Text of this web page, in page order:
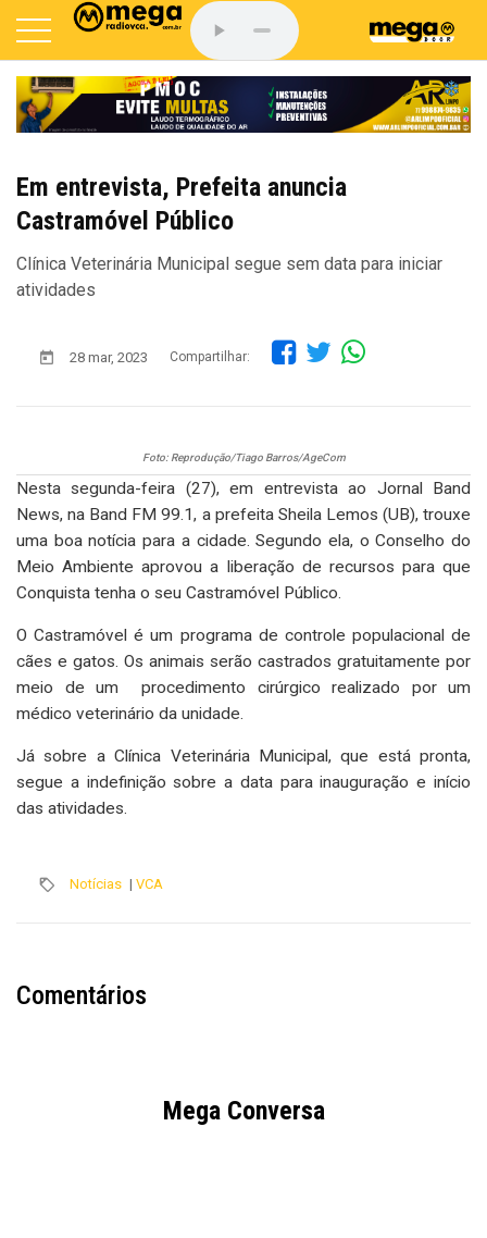
Em entrevista, Prefeita anuncia
Castramóvel Público
Clínica Veterinária Municipal segue sem data para iniciar
atividades
28 mar, 2023 Compartilhar:
Foto: Reprodução/Tiago Barros/AgeCom
Nesta segunda-feira (27), em entrevista ao Jornal Band
News, na Band FM 99.1, a prefeita Sheila Lemos (UB), trouxe
uma boa notícia para a cidade. Segundo ela, o Conselho do
Meio Ambiente aprovou a liberação de recursos para que
Conquista tenha o seu Castramóvel Público.
O Castramóvel é um programa de controle populacional de
cães e gatos. Os animais serão castrados gratuitamente por
meio de um procedimento cirúrgico realizado por um
médico veterinário da unidade.
Já sobre a Clínica Veterinária Municipal, que está pronta,
segue a indefinição sobre a data para inauguração e início
das atividades.
Notícias | VCA
Comentários
Mega Conversa